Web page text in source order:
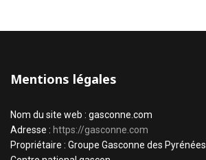
Mentions légales
Nom du site web : gasconne.com
Adresse : https://gasconne.com
Propriétaire : Groupe Gasconne des Pyrénées